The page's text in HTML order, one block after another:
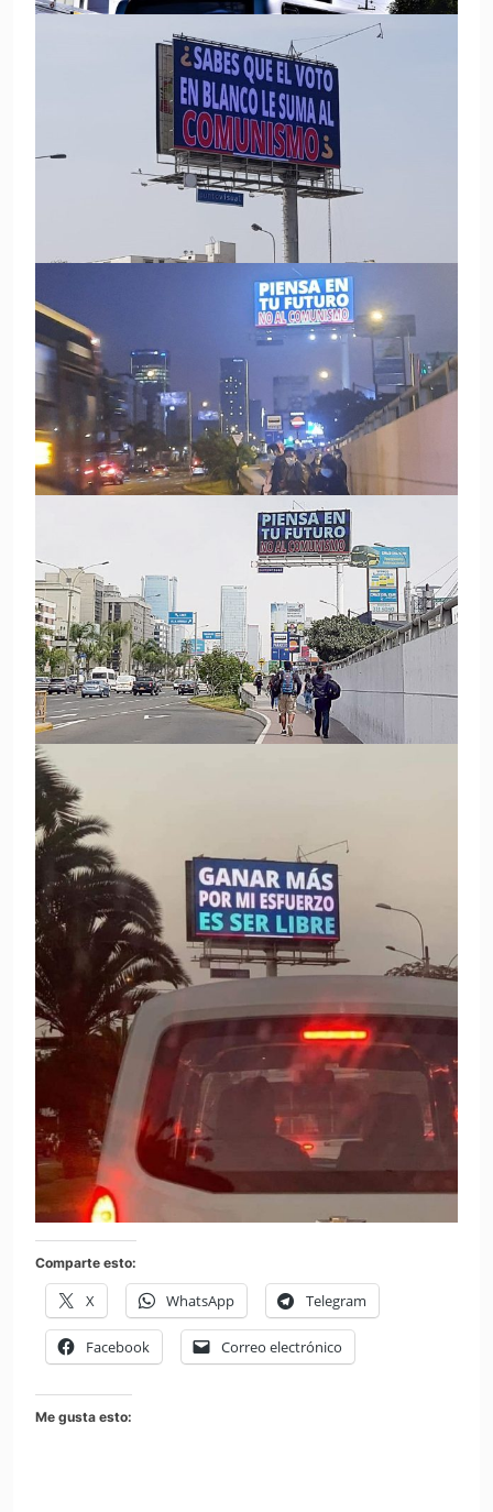
Comparte esto:
X WhatsApp Telegram
Facebook Correo electrónico
Me gusta esto: